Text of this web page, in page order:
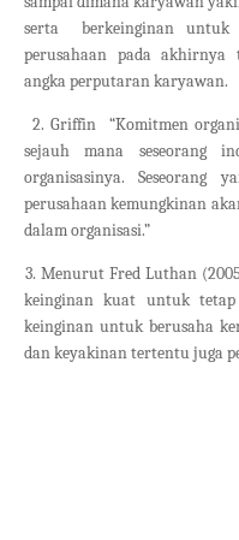
serta berkeinginan untuk
perusahaan pada
angka perputaran karyawan.
2. Griffin “Komitmen
sejauh mana seseorang
organisasinya. Seseorang
perusahaan kemungkinan
dalam organisasi.”
Menurut Fred Luthan
keinginan kuat untuk tetap
keinginan untuk berusaha
dan keyakinan tertentu juga